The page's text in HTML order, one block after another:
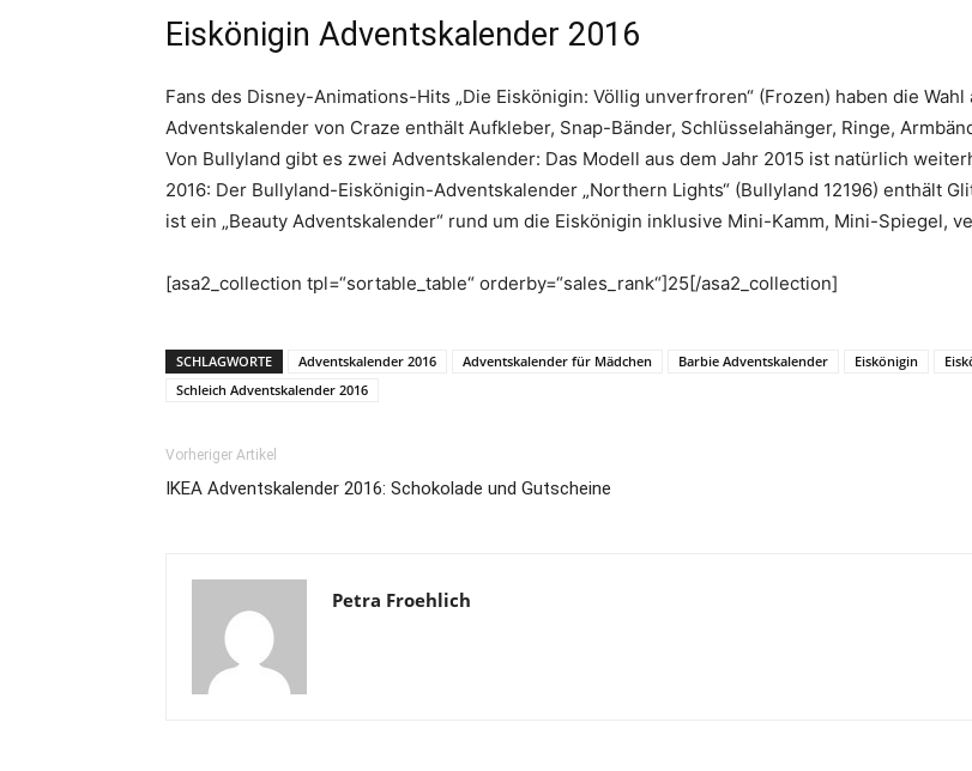
Eiskönigin Adventskalender 2016
Fans des Disney-Animations-Hits „Die Eiskönigin: Völlig unverfroren“ (Frozen) haben die
Adventskalender von Craze enthält Aufkleber, Snap-Bänder, Schlüsselahänger, Ringe,
Von Bullyland gibt es zwei Adventskalender: Das Modell aus dem Jahr 2015 ist natürlich
2016: Der Bullyland-Eiskönigin-Adventskalender „Northern Lights“ (Bullyland 12196) enthält
ist ein „Beauty Adventskalender“ rund um die Eiskönigin inklusive Mini-Kamm, Mini-Spiegel,
[asa2_collection tpl=“sortable_table“ orderby=“sales_rank“]25[/asa2_collection]
SCHLAGWORTE Adventskalender 2016 Adventskalender für Mädchen Barbie Adventskalender Eiskönigin
Schleich Adventskalender 2016
Vorheriger Artikel
IKEA Adventskalender 2016: Schokolade und Gutscheine
Petra Froehlich